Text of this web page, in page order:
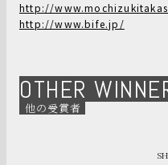
http://
http://www.bife.jp/
OTHER
他の受賞者